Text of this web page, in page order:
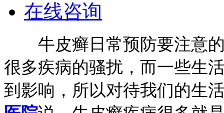
在线咨询
牛皮癣日常预防要注意的
很多疾病的骚扰，而一些生
到影响，所以对待我们的生